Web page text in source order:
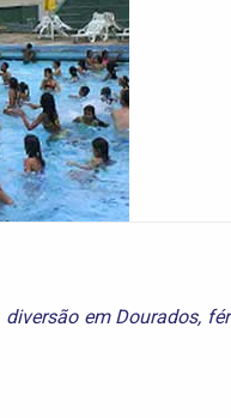
diversão em Dourados,